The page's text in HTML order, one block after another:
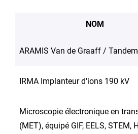
NOM
ARAMIS Van de Graaff /
IRMA Implanteur d'ions 190 kV
Microscopie électronique en
(MET), équipé GIF, EELS, STEM,